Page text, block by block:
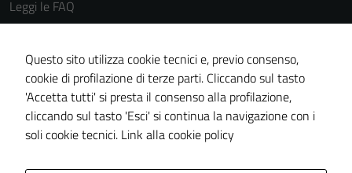
Leggi le FAQ
Segnalazione disservizio
Richiesta assistenza
Amministrazione trasparente
Informativa privacy
Questo sito utilizza cookie tecnici e, previo consenso,
cookie di profilazione di terze parti. Cliccando sul tasto
'Accetta tutti' si presta il consenso alla profilazione,
cliccando sul tasto 'Esci' si continua la navigazione con i
soli cookie tecnici. Link alla cookie policy